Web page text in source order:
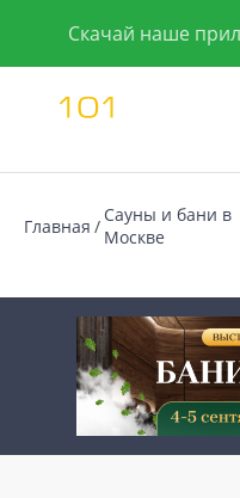
Скачай наше
Главная
Сауны и бани в
Москве